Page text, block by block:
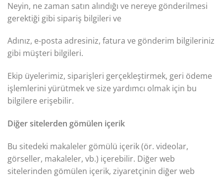
Neyin, ne zaman satın alındığı ve nereye gönderilmesi
gerektiği gibi sipariş bilgileri ve
Adınız, e-posta adresiniz, fatura ve gönderim bilgileriniz
gibi müşteri bilgileri.
Ekip üyelerimiz, siparişleri gerçekleştirmek, geri ödeme
işlemlerini yürütmek ve size yardımcı olmak için bu
bilgilere erişebilir.
Diğer sitelerden gömülen içerik
Bu sitedeki makaleler gömülü içerik (ör. videolar,
görseller, makaleler, vb.) içerebilir. Diğer web
sitelerinden gömülen içerik, ziyaretçinin diğer web